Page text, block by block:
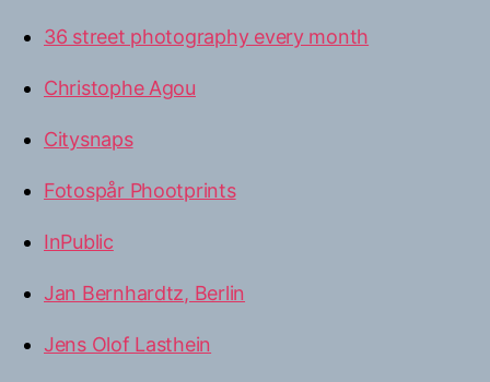
36 street photography every month
Christophe Agou
Citysnaps
Fotospår Phootprints
InPublic
Jan Bernhardtz, Berlin
Jens Olof Lasthein